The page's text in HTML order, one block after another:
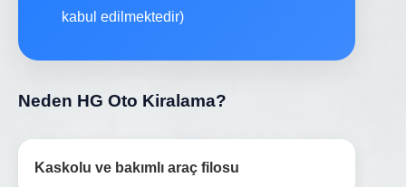
kabul edilmektedir)
Neden HG Oto Kiralama?
Kaskolu ve bakımlı araç filosu